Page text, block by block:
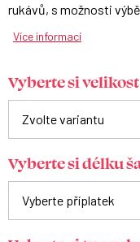
rukávů, s možnosti
Více informací
Vyberte si velikost
Vyberte si délku